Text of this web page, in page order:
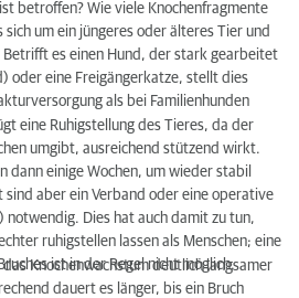
betroffen? Wie viele Knochenfragmente
um ein jüngeres oder älteres Tier und
Betrifft es einen Hund, der stark gearbeitet
oder eine Freigängerkatze, stellt dies
als bei Familienhunden
eine Ruhigstellung des Tieres, da der
umgibt, ausreichend stützend wirkt.
dann einige Wochen, um wieder stabil
sind aber ein Verband oder eine operative
notwendig. Dies hat auch damit zu tun,
ruhigstellen lassen als Menschen; eine
ist in der Regel nicht möglich.
Knochenwachstum deutlich langsamer
dauert es länger, bis ein Bruch